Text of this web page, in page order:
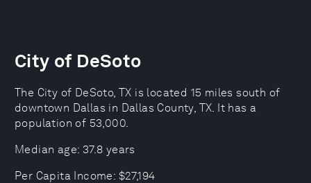
City of DeSoto
The City of DeSoto, TX is located 15 miles south of
downtown Dallas in Dallas County, TX. It has a
population of 53,000.
Median age: 37.8 years
Per Capita Income: $27,194